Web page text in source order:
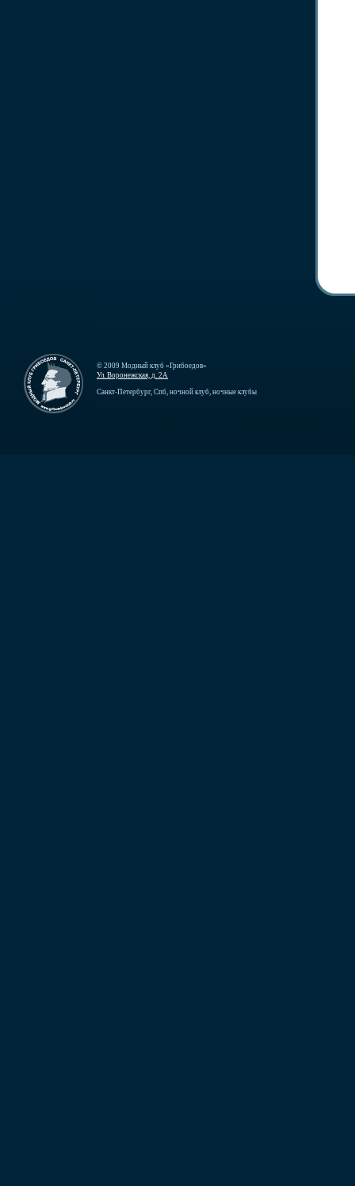
© 2009 Модный клуб «Грибоедов»
Ул. Воронежская, д. 2А
Санкт-Петербург, Спб, ночной клуб, ночные клубы